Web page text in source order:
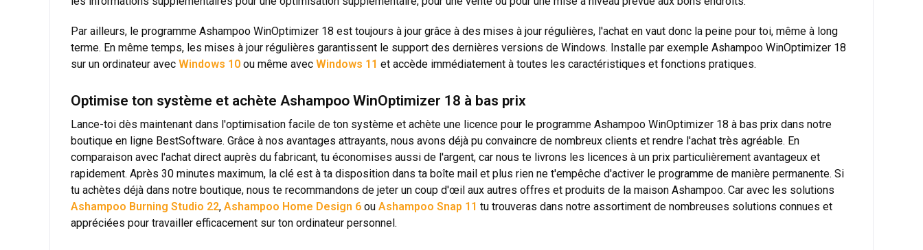
Par ailleurs, le programme Ashampoo WinOptimizer 18 est toujours à jour grâce à des mises à jour régulières, l'achat en vaut donc la peine pour toi, même à long
terme. En même temps, les mises à jour régulières garantissent le support des dernières versions de Windows. Installe par exemple Ashampoo WinOptimizer 18
sur un ordinateur avec Windows 10 ou même avec Windows 11 et accède immédiatement à toutes les caractéristiques et fonctions pratiques.
Optimise ton système et achète Ashampoo WinOptimizer 18 à bas prix
Lance-toi dès maintenant dans l'optimisation facile de ton système et achète une licence pour le programme Ashampoo WinOptimizer 18 à bas prix dans notre
boutique en ligne BestSoftware. Grâce à nos avantages attrayants, nous avons déjà pu convaincre de nombreux clients et rendre l'achat très agréable. En
comparaison avec l'achat direct auprès du fabricant, tu économises aussi de l'argent, car nous te livrons les licences à un prix particulièrement avantageux et
rapidement. Après 30 minutes maximum, la clé est à ta disposition dans ta boîte mail et plus rien ne t'empêche d'activer le programme de manière permanente. Si
tu achètes déjà dans notre boutique, nous te recommandons de jeter un coup d'œil aux autres offres et produits de la maison Ashampoo. Car avec les solutions
Ashampoo Burning Studio 22, Ashampoo Home Design 6 ou Ashampoo Snap 11 tu trouveras dans notre assortiment de nombreuses solutions connues et
appréciées pour travailler efficacement sur ton ordinateur personnel.